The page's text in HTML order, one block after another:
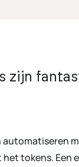
zijn
tokens. Een